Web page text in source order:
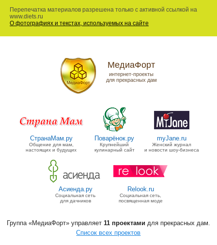
Перепечатка материалов разрешена только с активной ссылкой на
www.diets.ru
О фотографиях и текстах, используемых на сайте
МедиаФорт
интернет-проекты
для прекрасных дам
СтранаМам.ру
Общение для мам,
настоящих и будущих
Поварёнок.ру
Крупнейший
кулинарный сайт
myJane.ru
Женский журнал
и новости шоу-бизнеса
Асиенда.ру
Социальная сеть
для дачников
Relook.ru
Социальная сеть,
посвященная моде
Группа «МедиаФорт» управляет 11 проектами для прекрасных дам.
Список всех проектов